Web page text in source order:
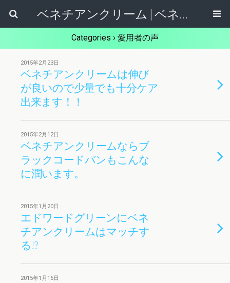
ベネチアンクリーム | ベネチアンクリームの通販購入・使い方・評判を紹介!!
Categories › 愛用者の声
2015年2月23日
ベネチアンクリームは伸び
が良いので少量でも十分ケア
出来ます！！
2015年2月12日
ベネチアンクリームならブ
ラックコードバンもこんな
に潤います。
2015年1月20日
エドワードグリーンにベネ
チアンクリームはマッチす
る!?
2015年1月16日